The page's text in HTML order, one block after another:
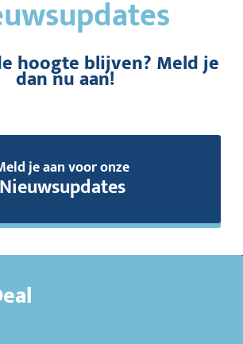
hoogte blijven? Meld je
dan nu aan!
je aan voor onze
Nieuwsupdates